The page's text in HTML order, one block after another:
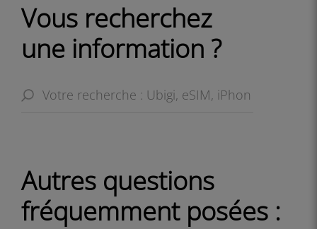
Vous recherchez
une information ?
Autres questions
fréquemment posées :